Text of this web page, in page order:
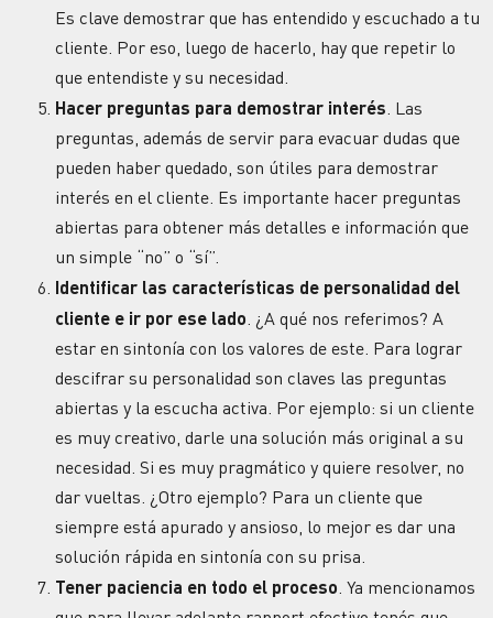
Es clave demostrar que has entendido y escuchado a tu
cliente. Por eso, luego de hacerlo, hay que repetir lo
que entendiste y su necesidad.
Hacer preguntas para demostrar interés . Las
preguntas, además de servir para evacuar dudas que
pueden haber quedado, son útiles para demostrar
interés en el cliente. Es importante hacer preguntas
abiertas para obtener más detalles e información que
un simple “no” o “sí”.
Identificar las características de personalidad del
cliente e ir por ese lado . ¿A qué nos referimos? A
estar en sintonía con los valores de este. Para lograr
descifrar su personalidad son claves las preguntas
abiertas y la escucha activa. Por ejemplo: si un cliente
es muy creativo, darle una solución más original a su
necesidad. Si es muy pragmático y quiere resolver, no
dar vueltas. ¿Otro ejemplo? Para un cliente que
siempre está apurado y ansioso, lo mejor es dar una
solución rápida en sintonía con su prisa.
Tener paciencia en todo el proceso . Ya mencionamos